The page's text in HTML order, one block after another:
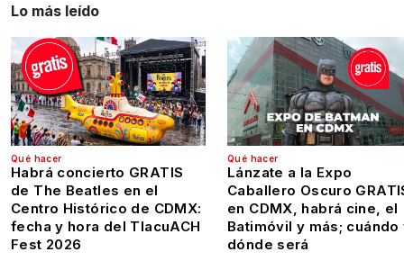
Lo más leído
Qué hacer
Habrá concierto GRATIS
de The Beatles en el
Centro Histórico de CDMX:
fecha y hora del TlacuACH
Fest 2026
Qué hacer
Lánzate a la Expo
Caballero Oscuro
en CDMX, habrá cine, el
Batimóvil y más; cuándo
dónde será